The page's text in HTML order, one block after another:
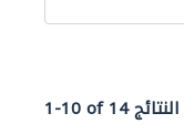
1-10 of 14 النتائج